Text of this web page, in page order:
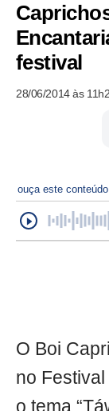
festival
28/06/2014 às
ouça este conteúdo
O Boi
no
o tema